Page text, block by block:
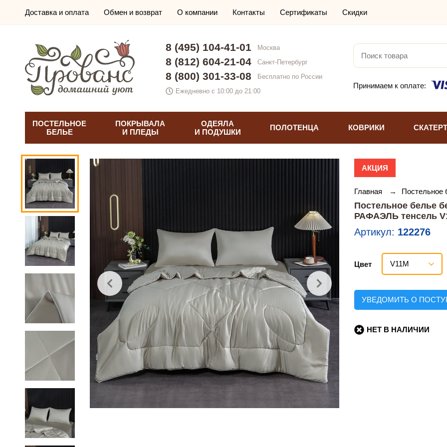
Доставка и оплата Обмен и возврат О компании Контакты Сертификаты Скидки
8 (495) 104-41-01 Москва
8 (812) 604-21-04 Санкт-Петербург
8 (800) 301-33-08
Бесплатно по России
Ежедневно с 10:00 до 21:00
Принимаем к оплате:
ПОСТЕЛЬНОЕ
БЕЛЬЕ
ПОКРЫВАЛА
И ПЛЕДЫ
ОДЕЯЛА
И ПОДУШКИ
ПОЛОТЕНЦА КОВРИКИ
АКЦИЯ
Главная → Постельное
Постельное белье
РАФАЭЛЬ тенсель
Артикул: 122276
Цвет V11М
УВЕДОМИТЬ О
НЕТ В НАЛИЧИИ